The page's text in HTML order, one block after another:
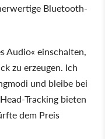
Bluetooth-
Audio« einschalten,
zu erzeugen. Ich
und bleibe bei
Tracking bieten
dem Preis